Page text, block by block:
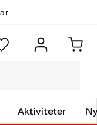
Aktiviteter